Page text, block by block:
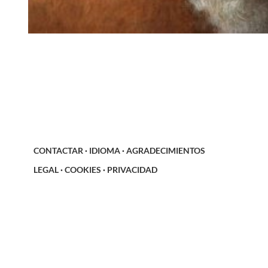
CONTACTAR · IDIOMA·AGRADECIMIENTOS
LEGAL·COOKIES · PRIVACIDAD